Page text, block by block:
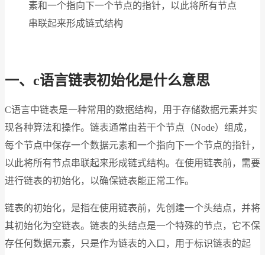
素和一个指向下一个节点的指针，以此将所有节点
串联起来形成链式结构
一、c语言链表初始化是什么意思
C语言中链表是一种常用的数据结构，用于存储数据元素并实
现各种算法和操作。链表通常由若干个节点（Node）组成，
每个节点中保存一个数据元素和一个指向下一个节点的指针，
以此将所有节点串联起来形成链式结构。在使用链表前，需要
进行链表的初始化，以确保链表能正常工作。
链表的初始化，是指在使用链表前，先创建一个头结点，并将
其初始化为空链表。链表的头结点是一个特殊的节点，它不保
存任何数据元素，只是作为链表的入口，用于标识链表的起